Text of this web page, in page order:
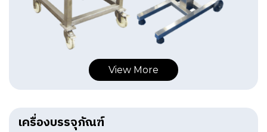
View More
เครื่องบรรจุภัณฑ์